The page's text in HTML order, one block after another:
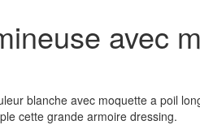
avec
blanche avec moquette a poil
cette grande armoire dressing.